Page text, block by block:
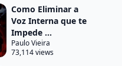
Como Eliminar a
Voz Interna que te
Impede ...
Paulo Vieira
73,114 views